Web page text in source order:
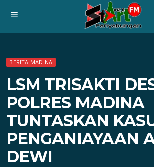
menu
BERITA MADINA
LSM TRISAKTI
POLRES MADINA
TUNTASKAN
PENGANIAYAAN
DEWI